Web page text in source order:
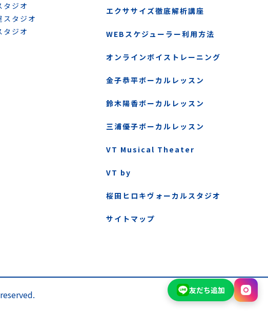
友だち追加
タジオ
スタジオ
タジオ
エクササイズ徹底解析講座
WEBスケジューラー利用方法
オンラインボイストレーニング
金子恭平ボーカルレッスン
鈴木陽香ボーカルレッスン
三浦優子ボーカルレッスン
VT Musical Theater
VT by
桜田ヒロキヴォーカルスタジオ
サイトマップ